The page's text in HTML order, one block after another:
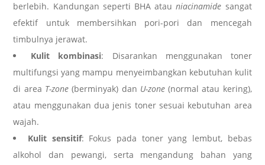
berlebih. Kandungan seperti BHA atauniacinamide sangat
efektif untuk membersihkan pori-pori dan mencegah
timbulnya jerawat.
Kulit kombinasi: Disarankan menggunakan toner
multifungsi yang mampu menyeimbangkan kebutuhan kulit
di area T-zone(berminyak) dan U-zone(normal atau kering),
atau menggunakan dua jenis toner sesuai kebutuhan area
wajah.
Kulit sensitif: Fokus pada toner yang lembut, bebas
alkohol dan pewangi, serta mengandung bahan yang